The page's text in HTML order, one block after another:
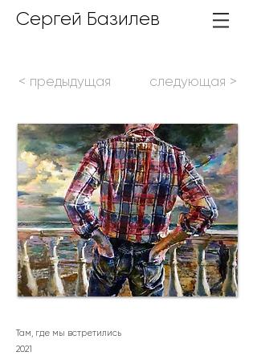
Сергей Базилев
< предыдущая следующая >
Там, где мы встретились
2021